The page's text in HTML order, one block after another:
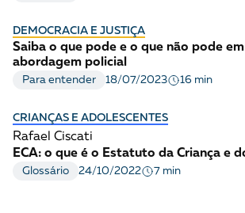
DEMOCRACIA E JUSTIÇA
Saiba o que pode e o que não pode
abordagem policial
Para entender 18/07/2023 16 min
CRIANÇAS E ADOLESCENTES
Rafael Ciscati
ECA: o que é o Estatuto da Criança e
Glossário 24/10/2022 7 min